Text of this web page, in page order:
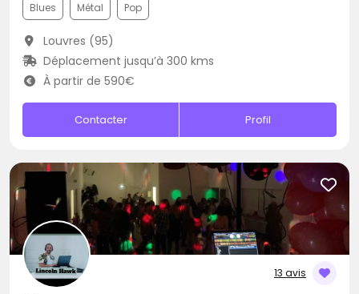
Blues Métal Pop
Louvres (95)
Déplacement jusqu’à 300 kms
À partir de 590€
Contacter Profil
13 avis